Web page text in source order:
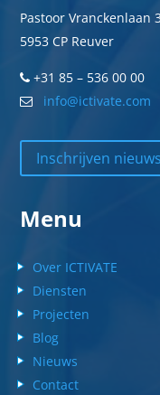
Pastoor Vranckenlaan
5953 CP Reuver
+31 85 – 536 00 00
info@ictivate.com
Inschrijven
Menu
Over ICTIVATE
Diensten
Projecten
Blog
Nieuws
Contact